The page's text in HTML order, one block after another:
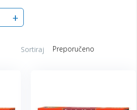
Sortiraj